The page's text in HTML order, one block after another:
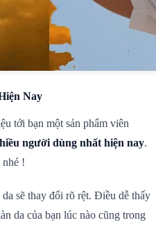
Nay
tới bạn một sản phẩm viên
người dùng nhất hiện nay.
!
sẽ thay đổi rõ rệt. Điều dễ thấy
da của bạn lúc nào cũng trong